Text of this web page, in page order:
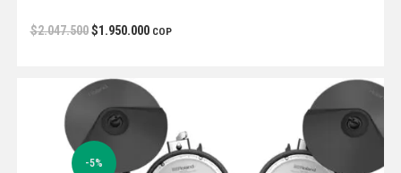
$2.047.500 $1.950.000 COP
-5%